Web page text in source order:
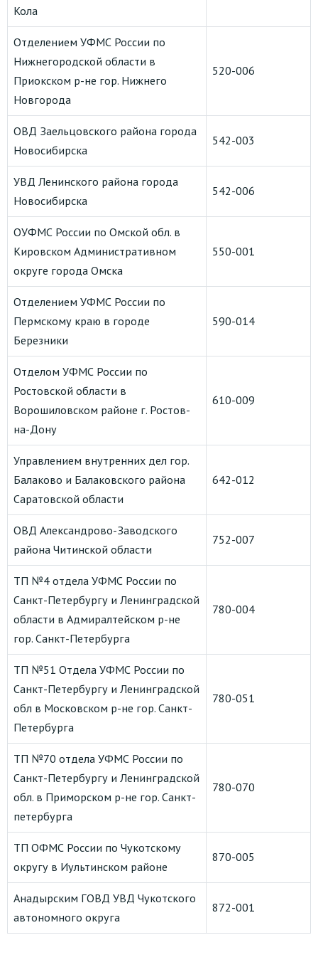
Кола
Отделением УФМС России по
Нижнегородской области в
Приокском р-не гор. Нижнего
Новгорода
520-006
ОВД Заельцовского района города
Новосибирска
542-003
УВД Ленинского района города
Новосибирска
542-006
ОУФМС России по Омской обл. в
Кировском Административном
округе города Омска
550-001
Отделением УФМС России по
Пермскому краю в городе
Березники
590-014
Отделом УФМС России по
Ростовской области в
Ворошиловском районе г. Ростов-
на-Дону
610-009
Управлением внутренних дел гор.
Балаково и Балаковского района
Саратовской области
642-012
ОВД Александрово-Заводского
района Читинской области
752-007
ТП №4 отдела УФМС России по
Санкт-Петербургу и Ленинградской
области в Адмиралтейском р-не
гор. Санкт-Петербурга
780-004
ТП №51 Отдела УФМС России по
Санкт-Петербургу и Ленинградской
обл в Московском р-не гор. Санкт-
Петербурга
780-051
ТП №70 отдела УФМС России по
Санкт-Петербургу и Ленинградской
обл. в Приморском р-не гор. Санкт-
петербурга
780-070
ТП ОФМС России по Чукотскому
округу в Иультинском районе
870-005
Анадырским ГОВД УВД Чукотского
автономного округа
872-001